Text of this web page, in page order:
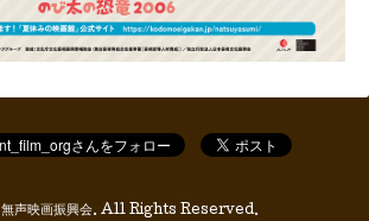
無声映画振興会. All Rights Reserved.